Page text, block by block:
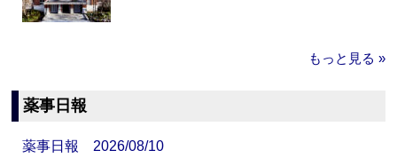
もっと見る »
薬事日報
薬事日報 2026/08/10